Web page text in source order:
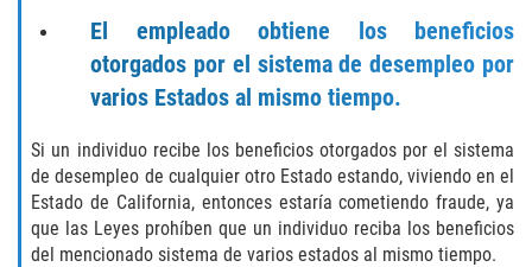
Merodear para prostituirse
Penetración Sexual Forzada
Pornografía Infantil
El empleado obtiene los beneficios
otorgados por el sistema de desempleo por
varios Estados al mismo tiempo.
Si un individuo recibe los beneficios otorgados por el sistema
de desempleo de cualquier otro Estado estando, viviendo en el
Estado de California, entonces estaría cometiendo fraude, ya
que las Leyes prohíben que un individuo reciba los beneficios
del mencionado sistema de varios estados al mismo tiempo.